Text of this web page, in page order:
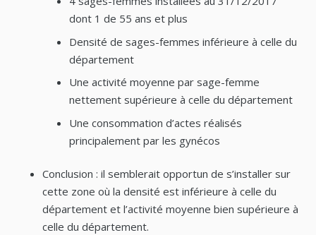
dont 1 de 55 ans et plus
Densité de sages-femmes inférieure à celle du
département
Une activité moyenne par sage-femme
nettement supérieure à celle du département
Une consommation d’actes réalisés
principalement par les gynécos
Conclusion : il semblerait opportun de s’installer sur
cette zone où la densité est inférieure à celle du
département et l’activité moyenne bien supérieure à
celle du département.